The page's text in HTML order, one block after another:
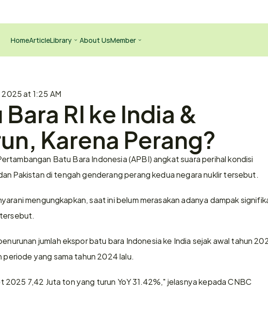
HomeArticleLibrary About UsMember
at 1:25 AMRI ke India &
Karena Perang?
Batu Bara Indonesia (APBI) angkat suara perihal kondisi
Pakistan di tengah genderang perang kedua negara nuklir tersebut.
mengungkapkan, saat ini belum merasakan adanya dampak
jumlah ekspor batu bara Indonesia ke India sejak awal tahun
yang sama tahun 2024 lalu.
2025 7,42 Juta ton yang turun YoY 31.42%," jelasnya kepada CNBC